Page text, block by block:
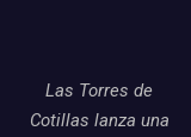
Las Torres de
Cotillas lanza una